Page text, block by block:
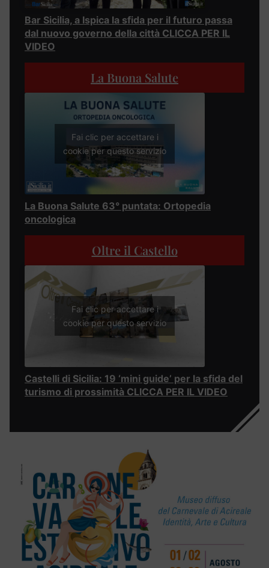
Bar Sicilia, a Ispica la sfida per il futuro passa
dal nuovo governo della città CLICCA PER IL
VIDEO
La Buona Salute
Fai clic per accettare i
cookie per questo servizio
La Buona Salute 63° puntata: Ortopedia
oncologica
Oltre il Castello
Fai clic per accettare i
cookie per questo servizio
Castelli di Sicilia: 19 ‘mini guide’ per la sfida del
turismo di prossimità CLICCA PER IL VIDEO